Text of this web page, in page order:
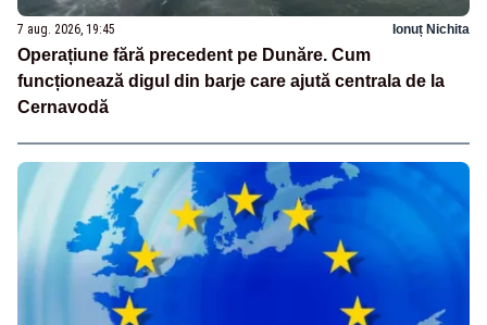
7 aug. 2026, 19:45 Ionuț Nichita
Operațiune fără precedent pe Dunăre. Cum
funcționează digul din barje care ajută centrala de la
Cernavodă